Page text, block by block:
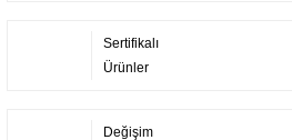
Sertifikalı
Ürünler
Değişim